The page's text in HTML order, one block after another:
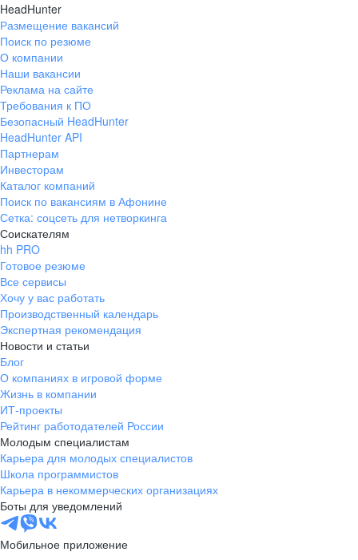
HeadHunter
Размещение вакансий
Поиск по резюме
О компании
Наши вакансии
Реклама на сайте
Требования к ПО
Безопасный HeadHunter
HeadHunter API
Партнерам
Инвесторам
Каталог компаний
Поиск по вакансиям в Афонине
Сетка: соцсеть для нетворкинга
Соискателям
hh PRO
Готовое резюме
Все сервисы
Хочу у вас работать
Производственный календарь
Экспертная рекомендация
Новости и статьи
Блог
О компаниях в игровой форме
Жизнь в компании
ИТ-проекты
Рейтинг работодателей России
Молодым специалистам
Карьера для молодых специалистов
Школа программистов
Карьера в некоммерческих организациях
Боты для уведомлений
Мобильное приложение